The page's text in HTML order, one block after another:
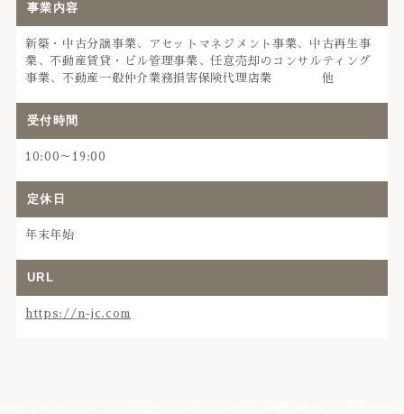
事業内容
新築・中古分譲事業、アセットマネジメント事業、中古再生事
業、不動産賃貸・ビル管理事業、任意売却のコンサルティング
事業、不動産一般仲介業務損害保険代理店業 他
受付時間
10:00～19:00
定休日
年末年始
URL
https://n-jc.com